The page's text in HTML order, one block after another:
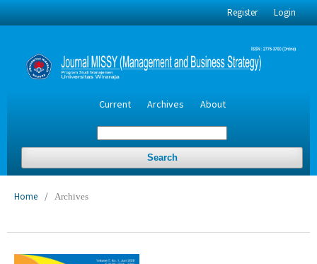
Current Archives About
Search
Register Login
Home / Archives